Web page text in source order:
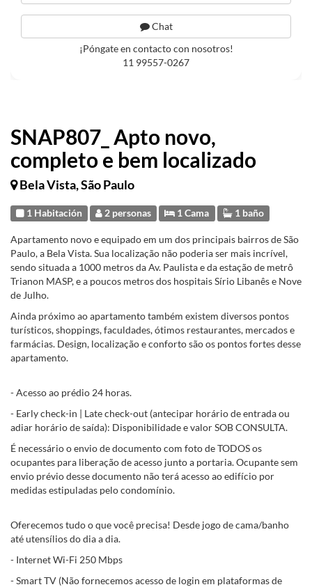
SNAP807_ Apto novo,
completo e bem localizado
Bela Vista, São Paulo
1 Habitación 2 personas 1 Cama 1 baño
Apartamento novo e equipado em um dos principais bairros de São
Paulo, a Bela Vista. Sua localização não poderia ser mais incrível,
sendo situada a 1000 metros da Av. Paulista e da estação de metrô
Trianon MASP, e a poucos metros dos hospitais Sírio Libanês e Nove
de Julho.
Ainda próximo ao apartamento também existem diversos pontos
turísticos, shoppings, faculdades, ótimos restaurantes, mercados e
farmácias. Design, localização e conforto são os pontos fortes desse
apartamento.
- Acesso ao prédio 24 horas.
- Early check-in | Late check-out (antecipar horário de entrada ou
adiar horário de saída): Disponibilidade e valor SOB CONSULTA.
É necessário o envio de documento com foto de TODOS os
ocupantes para liberação de acesso junto a portaria. Ocupante sem
envio prévio desse documento não terá acesso ao edifício por
medidas estipuladas pelo condomínio.
Oferecemos tudo o que você precisa! Desde jogo de cama/banho
até utensílios do dia a dia.
- Internet Wi-Fi 250 Mbps
- Smart TV (Não fornecemos acesso de login em plataformas de
Chat
¡Póngate en contacto con nosotros!
11 99557-0267